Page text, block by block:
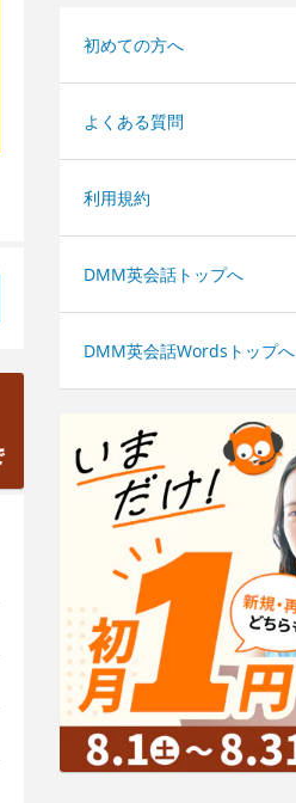
初めての方へ
よくある質問
利用規約
DMM英会話トップへ
DMM英会話Wordsトップへ